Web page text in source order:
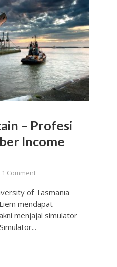
– Profesi
Income
1 Comment
of Tasmania
mendapat
menjajal simulator